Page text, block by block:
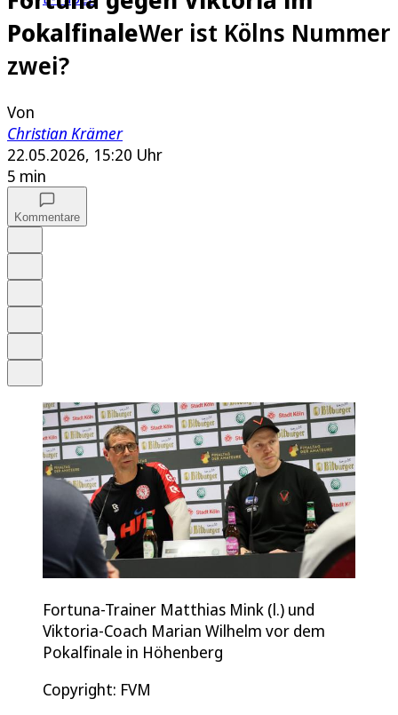
PokalfinaleWer ist Kölns Nummer
zwei?
Von
Christian Krämer
22.05.2026, 15:20 Uhr
5 min
Kommentare
Fortuna-Trainer Matthias Mink (l.) und
Viktoria-Coach Marian Wilhelm vor dem
Pokalfinale in Höhenberg
Copyright: FVM